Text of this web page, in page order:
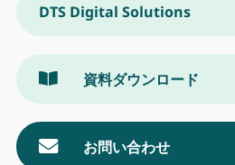
DTS Digital Solutions
資料ダウンロード
お問い合わせ